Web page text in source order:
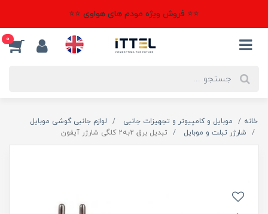
⭐⭐ فروش ویژه مودم های هواوی ⭐⭐
0
خانه موبایل و کامپیوتر و تجهیزات جانبی
لوازم جانبی گوشی موبایل
شارژر تبلت و موبایل
تبدیل برق 2به2 کلگی شارژر آیفون